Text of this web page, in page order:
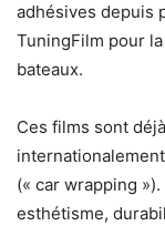
adhésives depuis
TuningFilm pour
bateaux.
Ces films sont
(« car wrapping
esthétisme,